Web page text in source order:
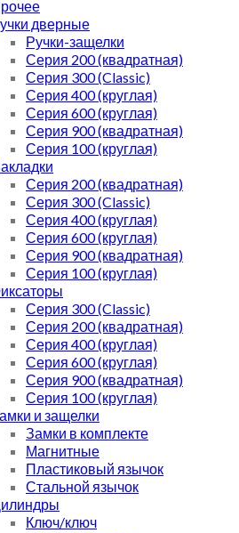
дверные
Ручки-защелки
Серия 200 (квадратная)
Серия 300 (Classic)
Серия 400 (круглая)
Серия 600 (круглая)
Серия 900 (квадратная)
Серия 100 (круглая)
Серия 200 (квадратная)
Серия 300 (Classic)
Серия 400 (круглая)
Серия 600 (круглая)
Серия 900 (квадратная)
Серия 100 (круглая)
Серия 300 (Classic)
Серия 200 (квадратная)
Серия 400 (круглая)
Серия 600 (круглая)
Серия 900 (квадратная)
Серия 100 (круглая)
и защелки
Замки в комплекте
Магнитные
Пластиковый язычок
Стальной язычок
Ключ/ключ